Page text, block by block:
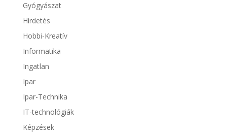
Gyógyászat
Hirdetés
Hobbi-Kreatív
Informatika
Ingatlan
Ipar
Ipar-Technika
IT-technológiák
Képzések